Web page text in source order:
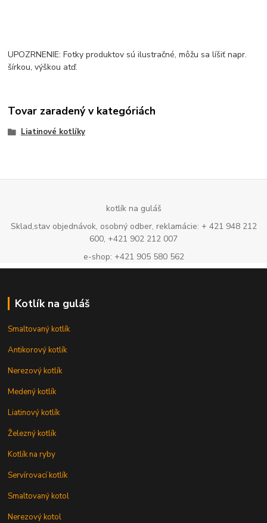
UPOZRNENIE: Fotky produktov sú ilustračné, môžu sa líšiť napr.
šírkou, výškou atď.
Tovar zaradený v kategóriách
Liatinové kotlíky
kotlík na guláš
Sklad,stav objednávok, osobný odber, reklamácie: + 421 948 212
600, +421 902 212 007
e-shop: +421 905 580 562
Kotlík na guláš
Smaltovaný kotlík
Antikorový kotlík
Nerezový kotlík
Medený kotlík
Liatinový kotlík
Železný kotlík
Kotlík na ryby
Servírovací kotlík
Smaltovaný kotol
Nerezový kotol